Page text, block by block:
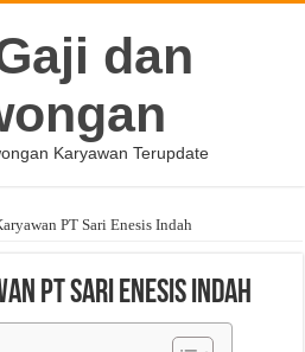
dan
Karyawan Terupdate
PT Sari Enesis Indah
PT Sari Enesis Indah